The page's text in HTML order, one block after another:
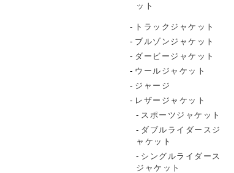
ット
トラックジャケット
ブルゾンジャケット
ダービージャケット
ウールジャケット
ジャージ
レザージャケット
スポーツジャケット
ダブルライダースジ
ャケット
シングルライダース
ジャケット